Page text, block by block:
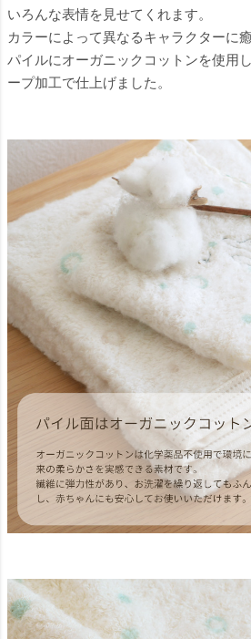
いろんな表情を見せてくれます。
カラーによって異なるキャラクターに
パイルにオーガニックコットンを使用
ープ加工で仕上げました。